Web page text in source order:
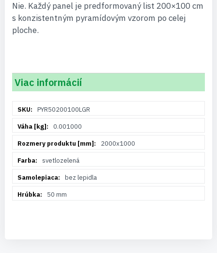
Nie. Každý panel je predformovaný list 200×100 cm
s konzistentným pyramídovým vzorom po celej
ploche.
Viac informácií
informáciíPYR50200100LGR
0.001000
2000x1000
svetlozelená
bez lepidla
50 mm